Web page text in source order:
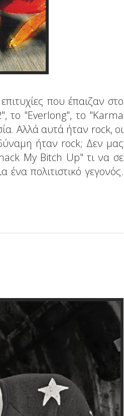
που έπαιζαν στο
το "Everlong", το "Karma
Αλλά αυτά ήταν rock, οι
ήταν rock; Δεν μας
My Bitch Up" τι να σε
ένα πολιτιστικό γεγονός.